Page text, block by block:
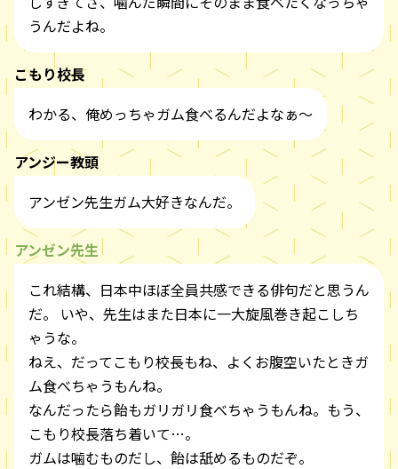
うんだよね。
こもり校長
わかる、俺めっちゃガム食べるんだよなぁ〜
アンジー教頭
アンゼン先生ガム大好きなんだ。
アンゼン先生
これ結構、日本中ほぼ全員共感できる俳句だと思うん
だ。 いや、先生はまた日本に一大旋風巻き起こしち
ゃうな。
ねえ、だってこもり校長もね、よくお腹空いたときガ
ム食べちゃうもんね。
なんだったら飴もガリガリ食べちゃうもんね。もう、
こもり校長落ち着いて…。
ガムは噛むものだし、飴は舐めるものだぞ。